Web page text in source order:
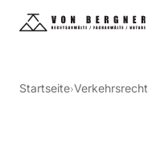
Startseite›Verkehrsrecht